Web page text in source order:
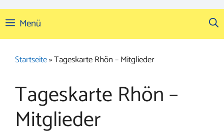
Menü
Startseite»Tageskarte Rhön – Mitglieder
Tageskarte Rhön –
Mitglieder